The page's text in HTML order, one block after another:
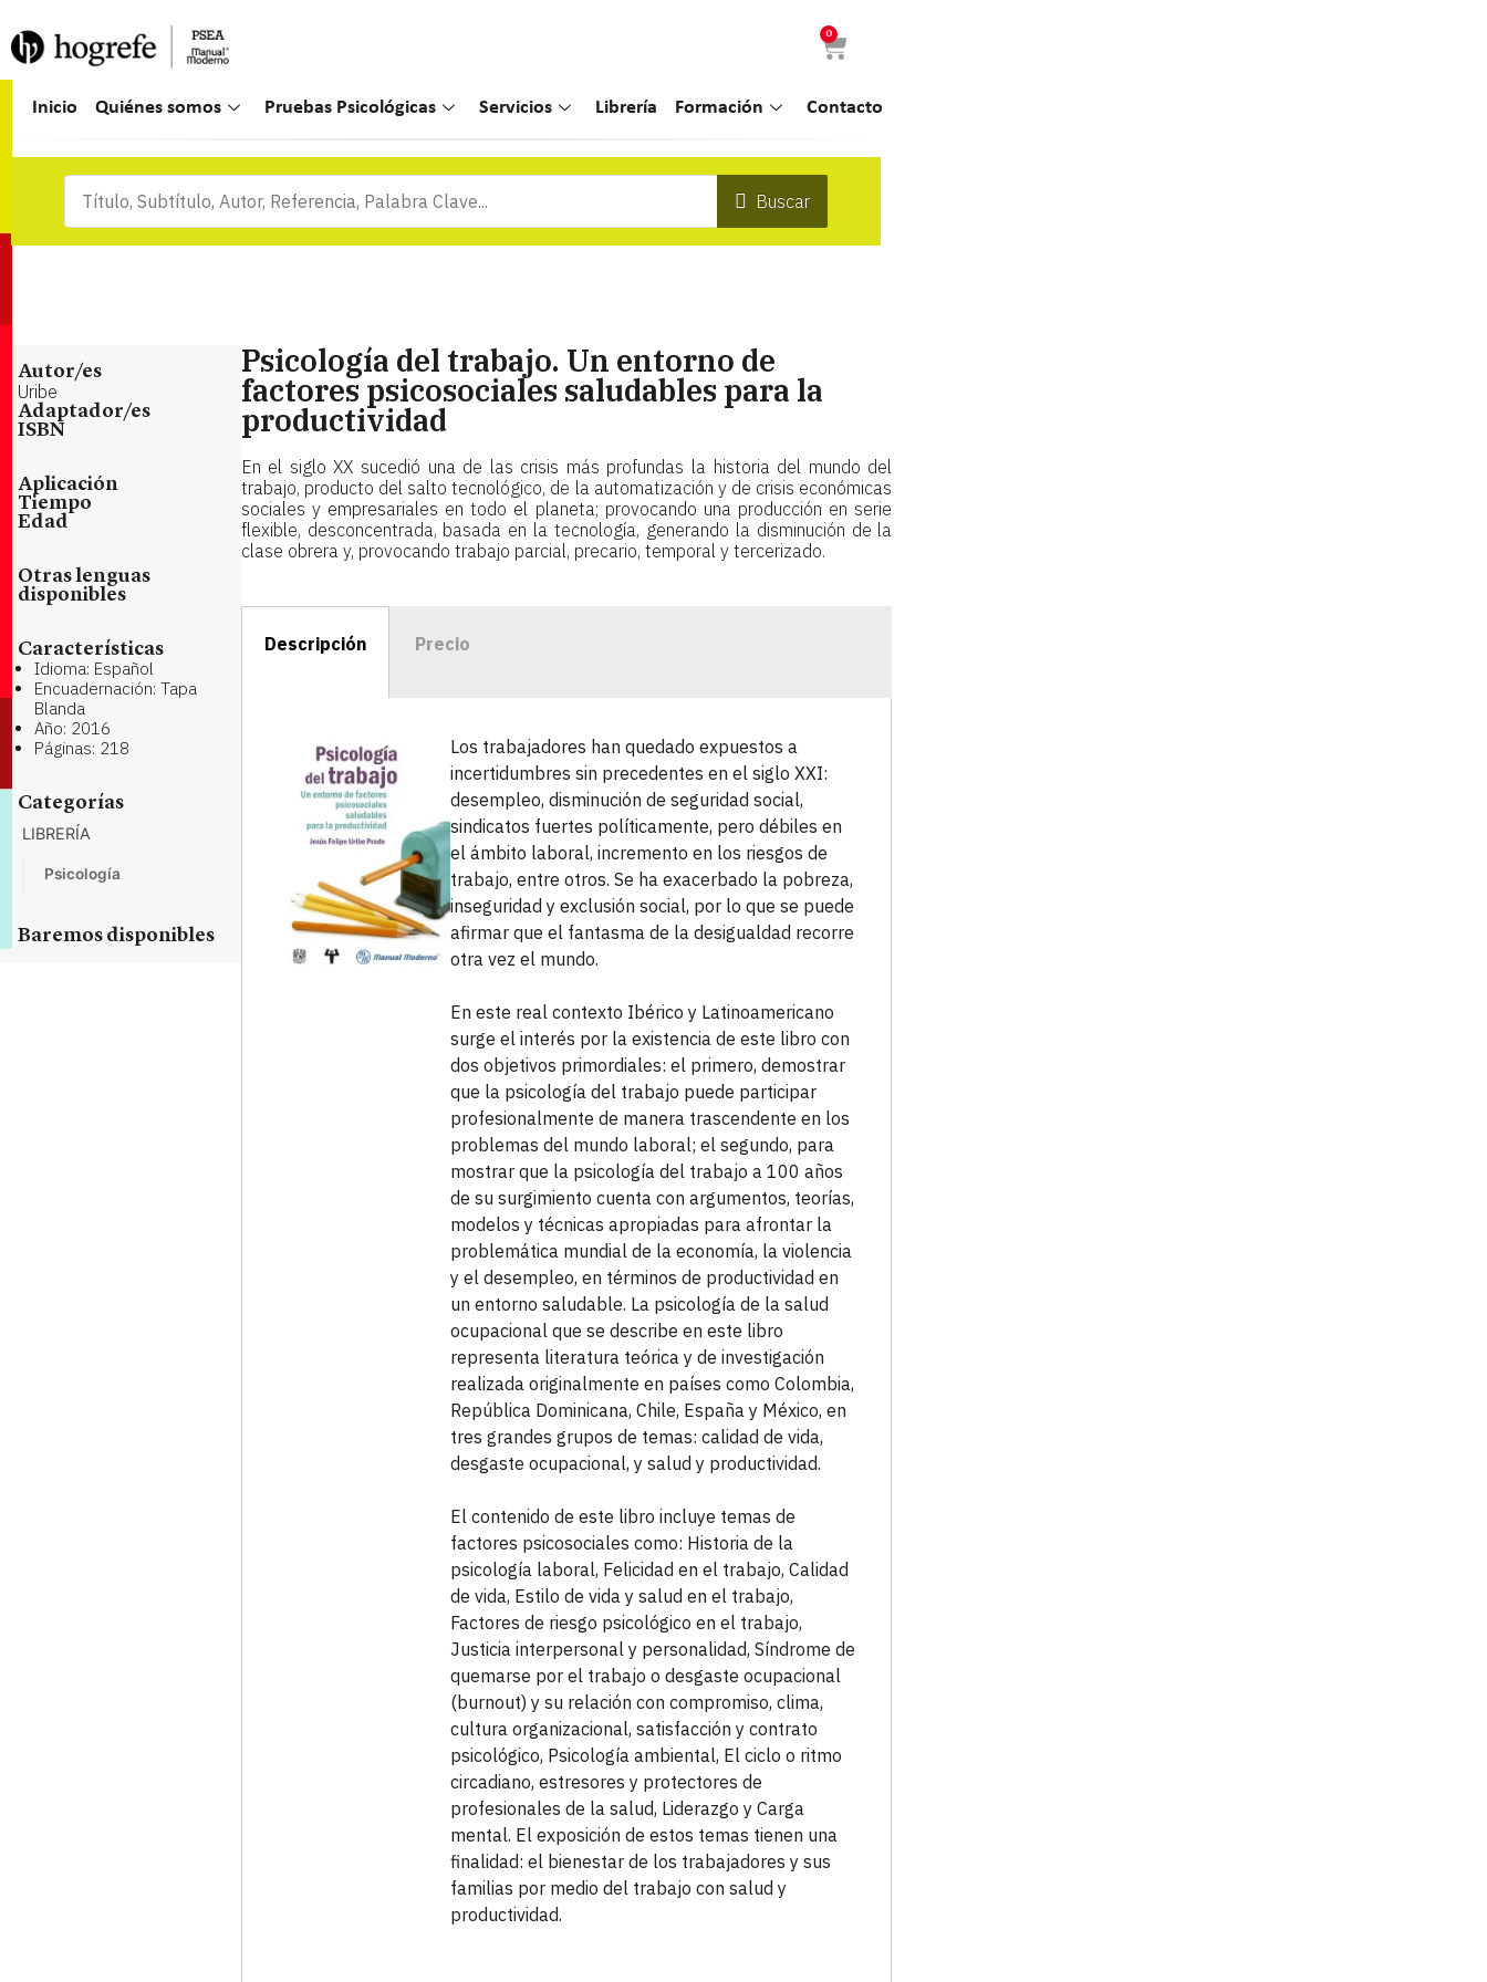
0
Inicio Quiénes somos Pruebas Psicológicas Servicios Librería Formación Contacto
Buscar
Autor/es
Uribe
Adaptador/es
ISBN
Aplicación
Tiempo
Edad
Otras lenguas
disponibles
Características
Idioma: Español
Encuadernación: Tapa
Blanda
Año: 2016
Páginas: 218
Categorías
LIBRERÍA
Psicología
Baremos disponibles
Psicología del trabajo. Un entorno de
factores psicosociales saludables para la
productividad
En el siglo XX sucedió una de las crisis más profundas la historia del mundo del
trabajo, producto del salto tecnológico, de la automatización y de crisis económicas
sociales y empresariales en todo el planeta; provocando una producción en serie
flexible, desconcentrada, basada en la tecnología, generando la disminución de la
clase obrera y, provocando trabajo parcial, precario, temporal y tercerizado.
Descripción Precio
Los trabajadores han quedado expuestos a
incertidumbres sin precedentes en el siglo XXI:
desempleo, disminución de seguridad social,
sindicatos fuertes políticamente, pero débiles en
el ámbito laboral, incremento en los riesgos de
trabajo, entre otros. Se ha exacerbado la pobreza,
inseguridad y exclusión social, por lo que se puede
afirmar que el fantasma de la desigualdad recorre
otra vez el mundo.
En este real contexto Ibérico y Latinoamericano
surge el interés por la existencia de este libro con
dos objetivos primordiales: el primero, demostrar
que la psicología del trabajo puede participar
profesionalmente de manera trascendente en los
problemas del mundo laboral; el segundo, para
mostrar que la psicología del trabajo a 100 años
de su surgimiento cuenta con argumentos, teorías,
modelos y técnicas apropiadas para afrontar la
problemática mundial de la economía, la violencia
y el desempleo, en términos de productividad en
un entorno saludable. La psicología de la salud
ocupacional que se describe en este libro
representa literatura teórica y de investigación
realizada originalmente en países como Colombia,
República Dominicana, Chile, España y México, en
tres grandes grupos de temas: calidad de vida,
desgaste ocupacional, y salud y productividad.
El contenido de este libro incluye temas de
factores psicosociales como: Historia de la
psicología laboral, Felicidad en el trabajo, Calidad
de vida, Estilo de vida y salud en el trabajo,
Factores de riesgo psicológico en el trabajo,
Justicia interpersonal y personalidad, Síndrome de
quemarse por el trabajo o desgaste ocupacional
(burnout) y su relación con compromiso, clima,
cultura organizacional, satisfacción y contrato
psicológico, Psicología ambiental, El ciclo o ritmo
circadiano, estresores y protectores de
profesionales de la salud, Liderazgo y Carga
mental. El exposición de estos temas tienen una
finalidad: el bienestar de los trabajadores y sus
familias por medio del trabajo con salud y
productividad.